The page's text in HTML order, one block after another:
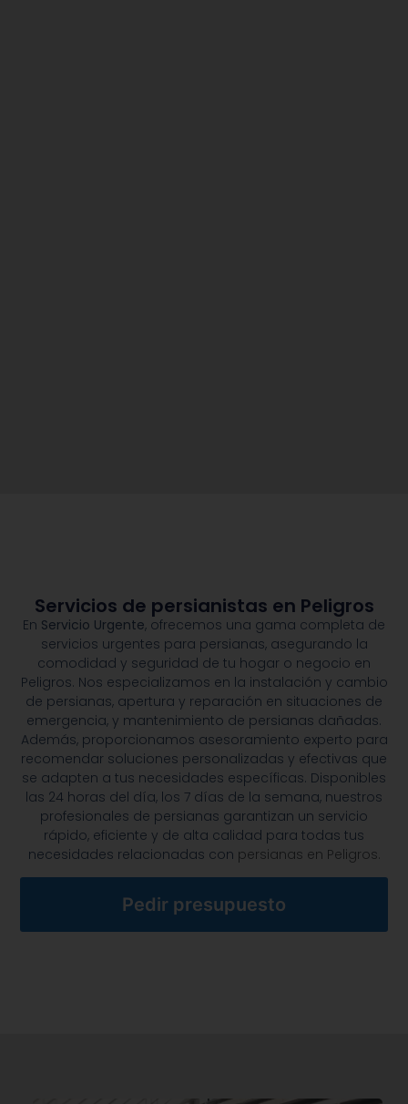
Servicios de persianistas en Peligros
En Servicio Urgente, ofrecemos una gama completa de
servicios urgentes para persianas, asegurando la
comodidad y seguridad de tu hogar o negocio en
Peligros. Nos especializamos en la instalación y cambio
de persianas, apertura y reparación en situaciones de
emergencia, y mantenimiento de persianas dañadas.
Además, proporcionamos asesoramiento experto para
recomendar soluciones personalizadas y efectivas que
se adapten a tus necesidades específicas. Disponibles
las 24 horas del día, los 7 días de la semana, nuestros
profesionales de persianas garantizan un servicio
rápido, eficiente y de alta calidad para todas tus
necesidades relacionadas con persianas en Peligros.
Pedir presupuesto